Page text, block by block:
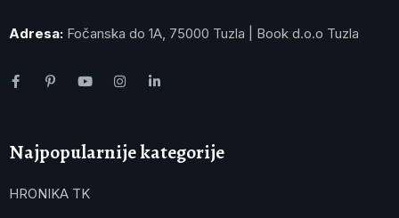
Adresa: Fočanska do 1A, 75000 Tuzla | Book d.o.o Tuzla
Najpopularnije kategorije
HRONIKA TK